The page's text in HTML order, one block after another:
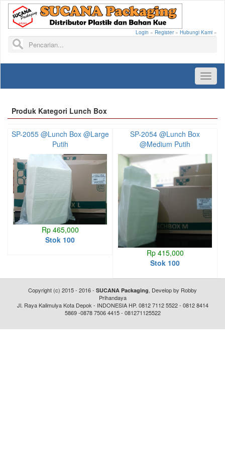
Login » Register» Hubungi Kami »
Produk Kategori Lunch Box
SP-2055 @Lunch Box @Large
Putih
Rp 465,000
Stok 100
SP-2054 @Lunch Box
@Medium Putih
Rp 415,000
Stok 100
Copyright (c) 2015 - 2016 - SUCANA Packaging, Develop by Robby
Prihandaya
Jl. Raya Kalimulya Kota Depok - INDONESIA HP. 0812 7112 5522 - 0812 8414
5869 -0878 7506 4415 - 081271125522